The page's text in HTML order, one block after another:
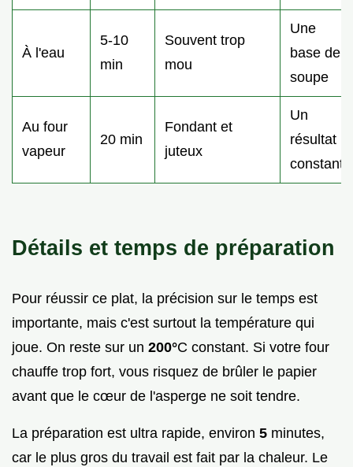
À l'eau
5-10
min
Souvent trop
mou
Une
base de
soupe
Au four
vapeur
20 min
Fondant et
juteux
Un
résultat
constant
Détails et temps de préparation
Pour réussir ce plat, la précision sur le temps est
importante, mais c'est surtout la température qui
joue. On reste sur un 200°C constant. Si votre four
chauffe trop fort, vous risquez de brûler le papier
avant que le cœur de l'asperge ne soit tendre.
La préparation est ultra rapide, environ 5 minutes,
car le plus gros du travail est fait par la chaleur. Le